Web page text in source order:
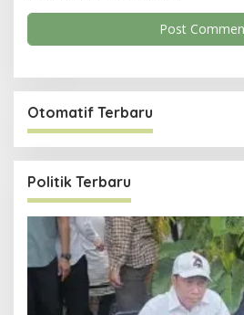
Otomatif Terbaru
Politik Terbaru